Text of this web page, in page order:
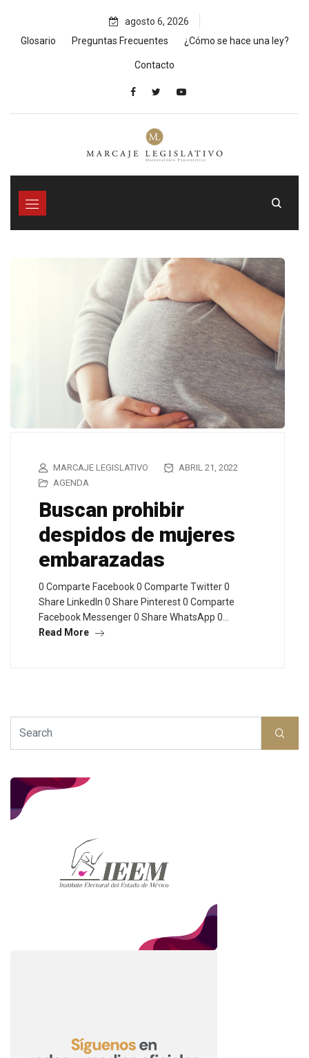
content
agosto 6, 2026
Glosario
Preguntas Frecuentes ¿Cómo se hace una ley?
Contacto
MARCAJE LEGISLATIVO
ABRIL 21, 2022
AGENDA
Buscan prohibir
despidos de mujeres
embarazadas
0 Comparte Facebook 0 Comparte Twitter 0
Share LinkedIn 0 Share Pinterest 0 Comparte
Facebook Messenger 0 Share WhatsApp 0…
Read More